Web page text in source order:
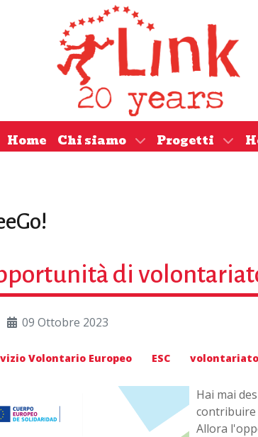
Home Chi siamo Progetti
di
09 Ottobre 2023
Volontario Europeo ESC volontariato
Hai mai
contribuire
Allora